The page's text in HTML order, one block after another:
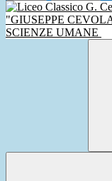
"GIUSEPPE
SCIENZE UMANE